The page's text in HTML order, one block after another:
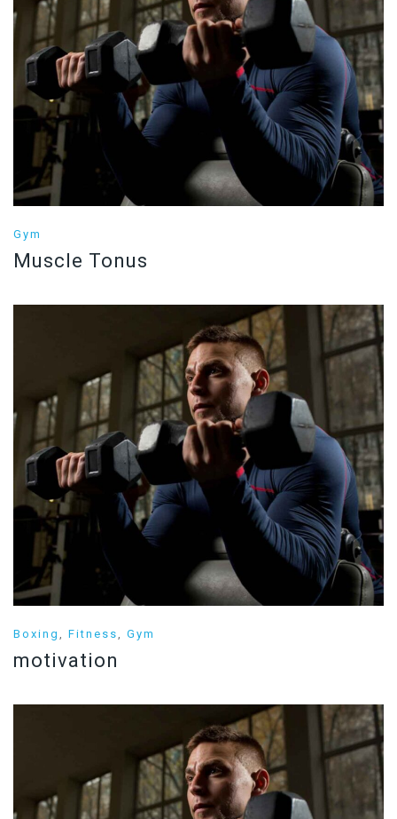
Gym
Muscle Tonus
Boxing , Fitness, Gym
motivation